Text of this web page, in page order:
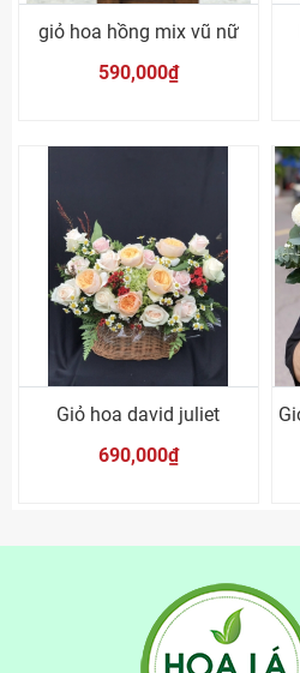
giỏ hoa hồng mix vũ nữ
590,000₫
Giỏ hoa david juliet
690,000₫